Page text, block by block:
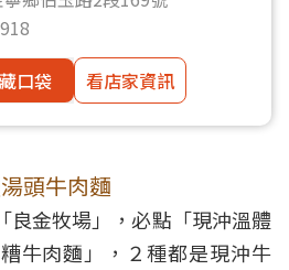
口袋
看店家資訊
頭牛肉麵
良金牧場」，必點「現沖溫體
牛肉麵」，２種都是現沖牛